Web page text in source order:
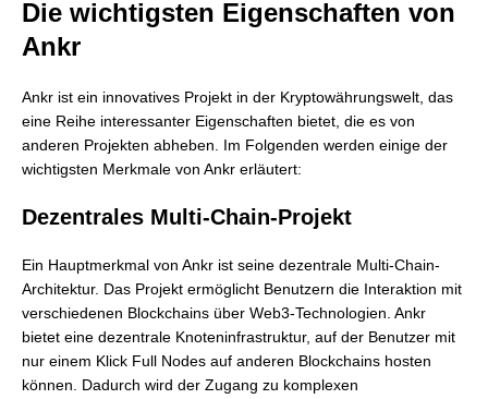
Die wichtigsten Eigenschaften von
Ankr
Ankr ist ein innovatives Projekt in der Kryptowährungswelt, das
eine Reihe interessanter Eigenschaften bietet, die es von
anderen Projekten abheben. Im Folgenden werden einige der
wichtigsten Merkmale von Ankr erläutert:
Dezentrales Multi-Chain-Projekt
Ein Hauptmerkmal von Ankr ist seine dezentrale Multi-Chain-
Architektur. Das Projekt ermöglicht Benutzern die Interaktion mit
verschiedenen Blockchains über Web3-Technologien. Ankr
bietet eine dezentrale Knoteninfrastruktur, auf der Benutzer mit
nur einem Klick Full Nodes auf anderen Blockchains hosten
können. Dadurch wird der Zugang zu komplexen